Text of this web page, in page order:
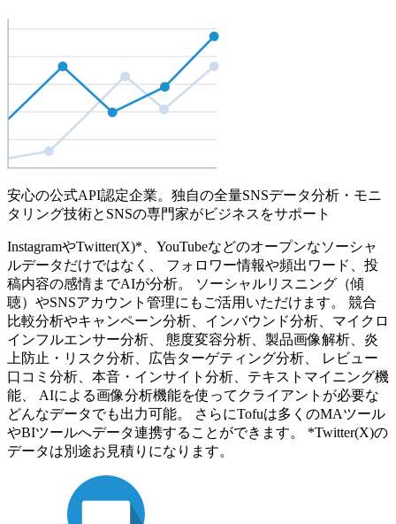
安心の公式API認定企業。独自の全量SNSデータ分析・モニ
タリング技術とSNSの専門家がビジネスをサポート
InstagramやTwitter(X)*、YouTubeなどのオープンなソーシャ
ルデータだけではなく、 フォロワー情報や頻出ワード、投
稿内容の感情までAIが分析。 ソーシャルリスニング（傾
聴）やSNSアカウント管理にもご活用いただけます。 競合
比較分析やキャンペーン分析、インバウンド分析、マイクロ
インフルエンサー分析、 態度変容分析、製品画像解析、炎
上防止・リスク分析、広告ターゲティング分析、 レビュー
口コミ分析、本音・インサイト分析、テキストマイニング機
能、 AIによる画像分析機能を使ってクライアントが必要な
どんなデータでも出力可能。 さらにTofuは多くのMAツール
やBIツールへデータ連携することができます。 *Twitter(X)の
データは別途お見積りになります。